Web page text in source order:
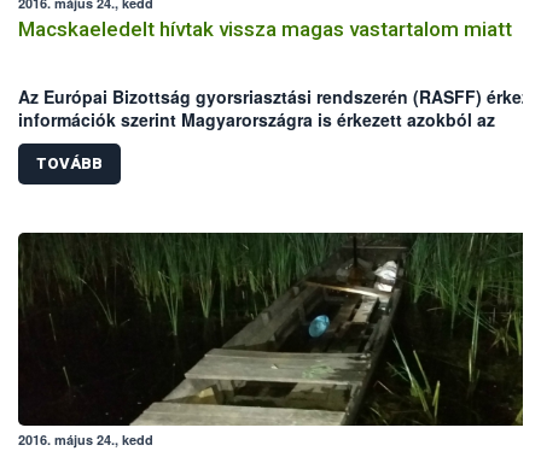
Macskaeledelt hívtak vissza magas vastartalom miatt
Az Európai Bizottság gyorsriasztási rendszerén (RASFF)
információk szerint Magyarországra is érkezett azokból az
egyadagos macskaeledelekből, melyekben magas vastartalmat
mértek.
TOVÁBB
2016. május 24., kedd